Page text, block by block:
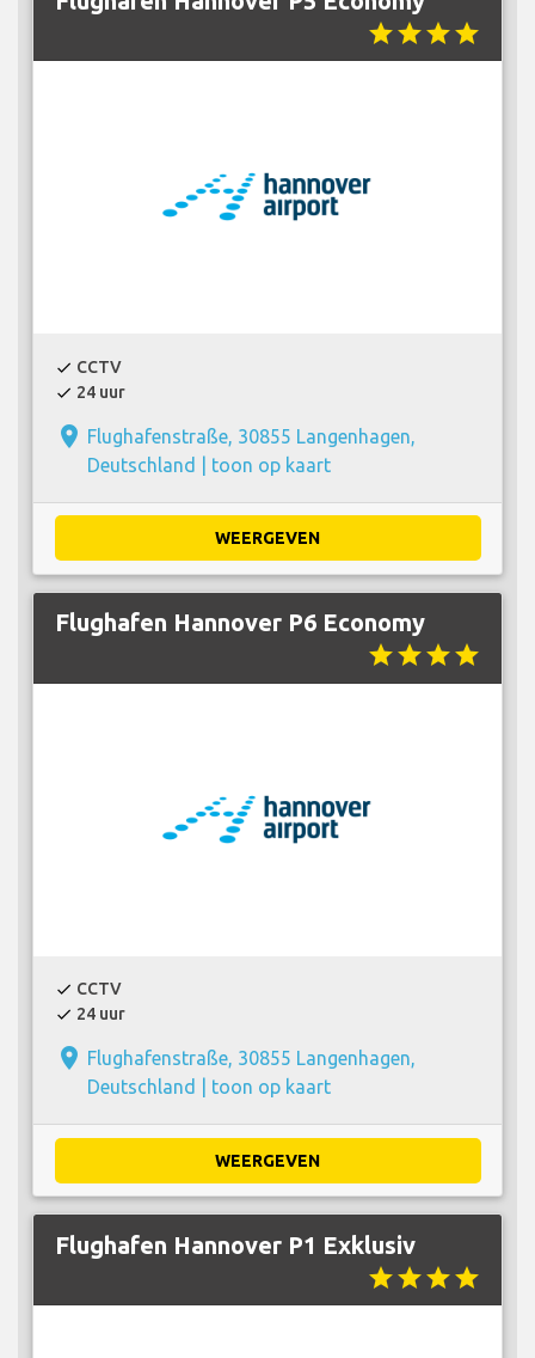
starstarstarstar
check CCTV
check 24 uur
place Flughafenstraße, 30855 Langenhagen,
Deutschland | toon op kaart
WEERGEVEN
Flughafen Hannover P6 Economy
starstarstarstar
check CCTV
check 24 uur
place Flughafenstraße, 30855 Langenhagen,
Deutschland | toon op kaart
WEERGEVEN
Flughafen Hannover P1 Exklusiv
starstarstarstar